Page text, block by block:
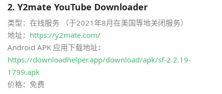
2. Y2mate YouTube Downloader
类型：在线服务 （于2021年8月在美国等地关闭服务）
地址： https://y2mate.com/
Android APK 应用下载地址：
https://downloadhelper.app/download/apk/sf-2.2.19-
1799.apk
价格：免费